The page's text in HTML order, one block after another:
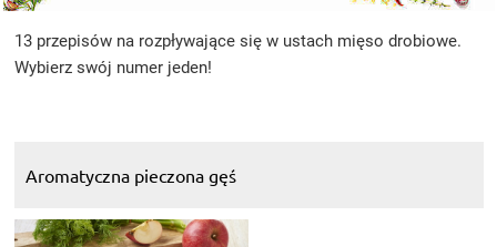
13 przepisów na rozpływające się w ustach mięso drobiowe.
Wybierz swój numer jeden!
Aromatyczna pieczona gęś